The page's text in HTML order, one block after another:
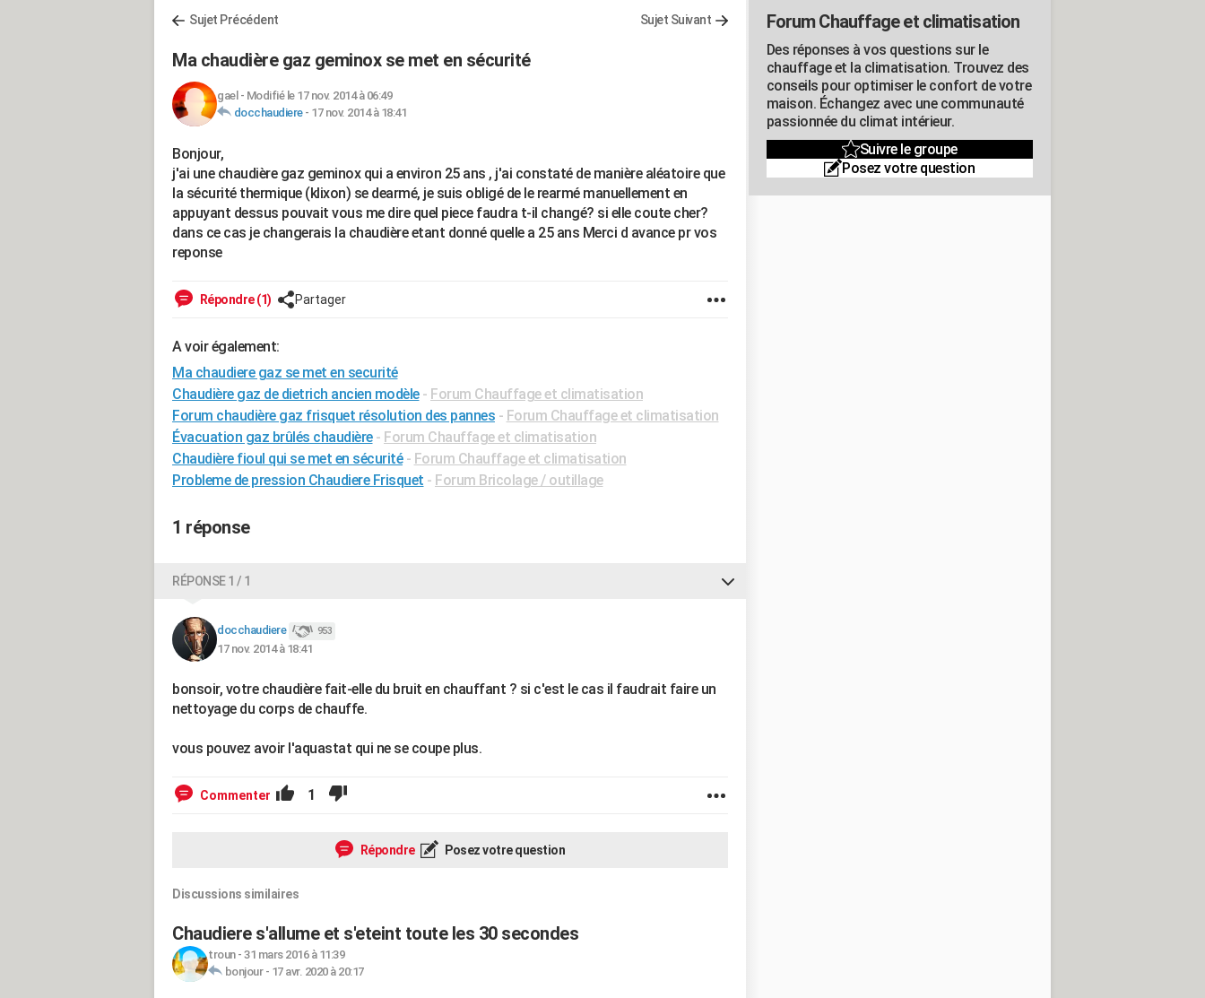
Sujet Précédent Sujet Suivant
Ma chaudière gaz geminox se met en sécurité
gael - Modifié le 17 nov. 2014 à 06:49
docchaudiere- 17 nov. 2014 à 18:41
Bonjour,
j'ai une chaudière gaz geminox qui a environ 25 ans , j'ai constaté de manière aléatoire que
la sécurité thermique (klixon) se dearmé, je suis obligé de le rearmé manuellement en
appuyant dessus pouvait vous me dire quel piece faudra t-il changé? si elle coute cher?
dans ce cas je changerais la chaudière etant donné quelle a 25 ans Merci d avance pr vos
reponse
Répondre (1) Partager
A voir également:
Ma chaudiere gaz se met en securité
Chaudière gaz de dietrich ancien modèle - Forum Chauffage et climatisation
Forum chaudière gaz frisquet résolution des pannes - Forum Chauffage et climatisation
Évacuation gaz brûlés chaudière - Forum Chauffage et climatisation
Chaudière fioul qui se met en sécurité - Forum Chauffage et climatisation
Probleme de pression Chaudiere Frisquet - Forum Bricolage / outillage
1 réponse
RÉPONSE 1 / 1
docchaudiere 953
17 nov. 2014 à 18:41
bonsoir, votre chaudière fait-elle du bruit en chauffant ? si c'est le cas il faudrait faire un
nettoyage du corps de chauffe.
vous pouvez avoir l'aquastat qui ne se coupe plus.
Commenter 1
Répondre Posez votre question
Discussions similaires
Chaudiere s'allume et s'eteint toute les 30 secondes
troun- 31 mars 2016 à 11:39
bonjour- 17 avr. 2020 à 20:17
Forum Chauffage et climatisation
Des réponses à vos questions sur le
chauffage et la climatisation. Trouvez des
conseils pour optimiser le confort de votre
maison. Échangez avec une communauté
passionnée du climat intérieur.
Suivre le groupe
Posez votre question